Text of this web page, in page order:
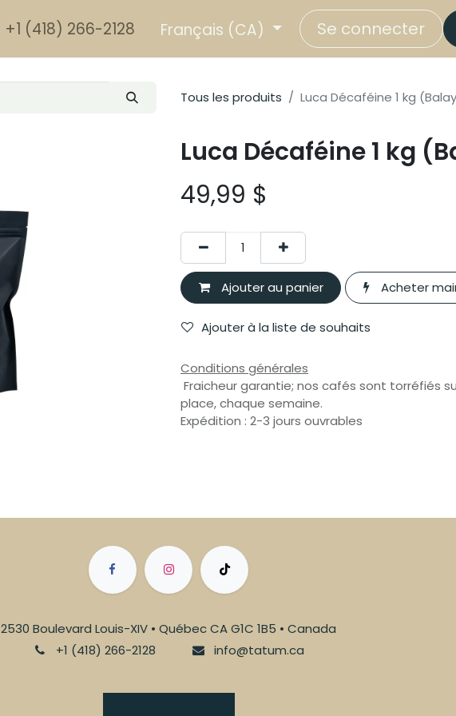
+1 (418) 266-2128 Français (CA) Se connecter
Tous les produits Luca Décaféine 1 kg
Luca Décaféine 1 kg
49,99 $
Ajouter au panier Acheter
Ajouter à la liste de souhaits
Conditions générales
Fraicheur garantie; nos cafés sont torréfiés
place, chaque semaine.
Expédition : 2-3 jours ouvrables
2530 Boulevard Louis-XIV • Québec CA G1C 1B5 • Canada
+1 (418) 266-2128
info@tatum.ca